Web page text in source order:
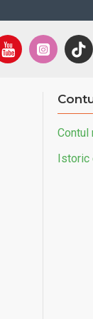
Contul
Istoric